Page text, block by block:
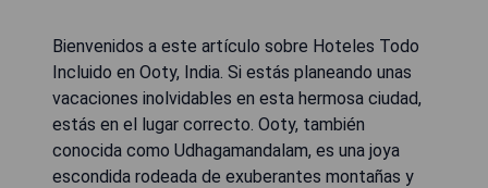
Bienvenidos a este artículo sobre Hoteles Todo
Incluido en Ooty, India. Si estás planeando unas
vacaciones inolvidables en esta hermosa ciudad,
estás en el lugar correcto. Ooty, también
conocida como Udhagamandalam, es una joya
escondida rodeada de exuberantes montañas y